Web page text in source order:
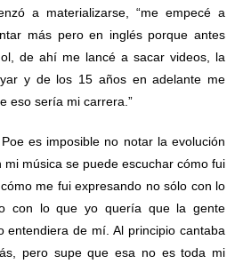
a materializarse, “me empecé a
más pero en inglés porque antes
de ahí me lancé a sacar videos, la
y de los 15 años en adelante me
eso sería mi carrera.”
es imposible no notar la evolución
mi música se puede escuchar cómo fui
me fui expresando no sólo con lo
con lo que yo quería que la gente
entendiera de mí. Al principio cantaba
pero supe que esa no es toda mi